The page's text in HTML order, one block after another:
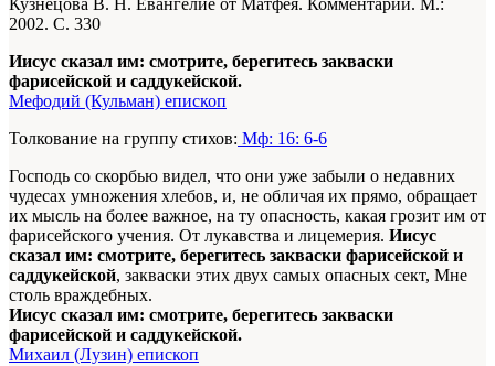
Кузнецова В. Н. Евангелие от Матфея. Комментарий. М.:
2002. С. 330
Иисус сказал им: смотрите, берегитесь закваски
фарисейской и саддукейской.
Мефодий (Кульман) епископ
Толкование на группу стихов: Мф: 16: 6-6
Господь со скорбью видел, что они уже забыли о недавних
чудесах умножения хлебов, и, не обличая их прямо, обращает
их мысль на более важное, на ту опасность, какая грозит им от
фарисейского учения. От лукавства и лицемерия. Иисус
сказал им: смотрите, берегитесь закваски фарисейской и
саддукейской, закваски этих двух самых опасных сект, Мне
столь враждебных.
Иисус сказал им: смотрите, берегитесь закваски
фарисейской и саддукейской.
Михаил (Лузин) епископ